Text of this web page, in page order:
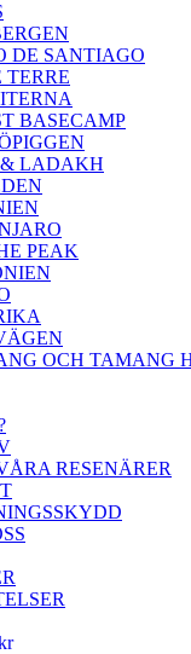
DE SANTIAGO
TERRE
BASECAMP
LADAKH
PEAK
OCH TAMANG
RESENÄRER